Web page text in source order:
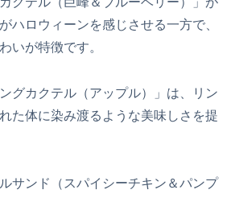
ハロウィーンを感じさせる一方で、
いが特徴です。
グカクテル（アップル）」は、リン
た体に染み渡るような美味しさを提
サンド（スパイシーチキン＆パンプ